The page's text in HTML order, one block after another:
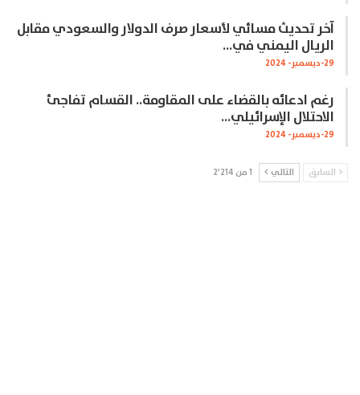
آخر تحديث مسائي لأسعار صرف الدولار والسعودي مقابل
الريال اليمني في…
29-ديسمبر- 2024
رغم ادعائه بالقضاء على المقاومة.. القسام تفاجئ
الاحتلال الإسرائيلي…
29-ديسمبر- 2024
السابق التالي 1 من 2٬214